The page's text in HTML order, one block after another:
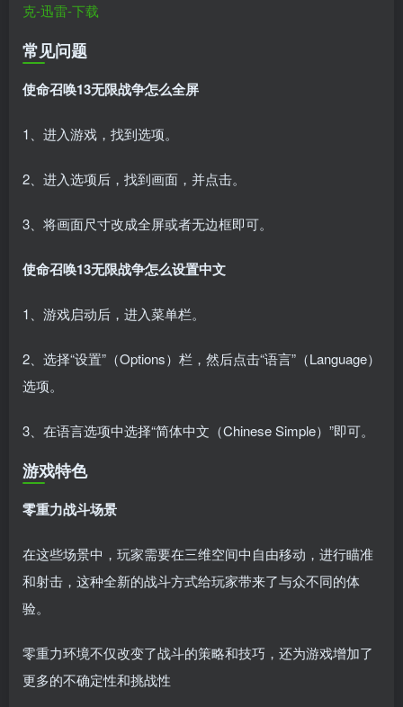
常见问题
使命召唤13无限战争怎么全屏
1、进入游戏，找到选项。
2、进入选项后，找到画面，并点击。
3、将画面尺寸改成全屏或者无边框即可。
使命召唤13无限战争怎么设置中文
1、游戏启动后，进入菜单栏。
2、选择“设置”（Options）栏，然后点击“语言”（Language）
选项。
3、在语言选项中选择“简体中文（Chinese Simple）”即可。
游戏特色
零重力战斗场景
在这些场景中，玩家需要在三维空间中自由移动，进行瞄准
和射击，这种全新的战斗方式给玩家带来了与众不同的体
验。
零重力环境不仅改变了战斗的策略和技巧，还为游戏增加了
更多的不确定性和挑战性